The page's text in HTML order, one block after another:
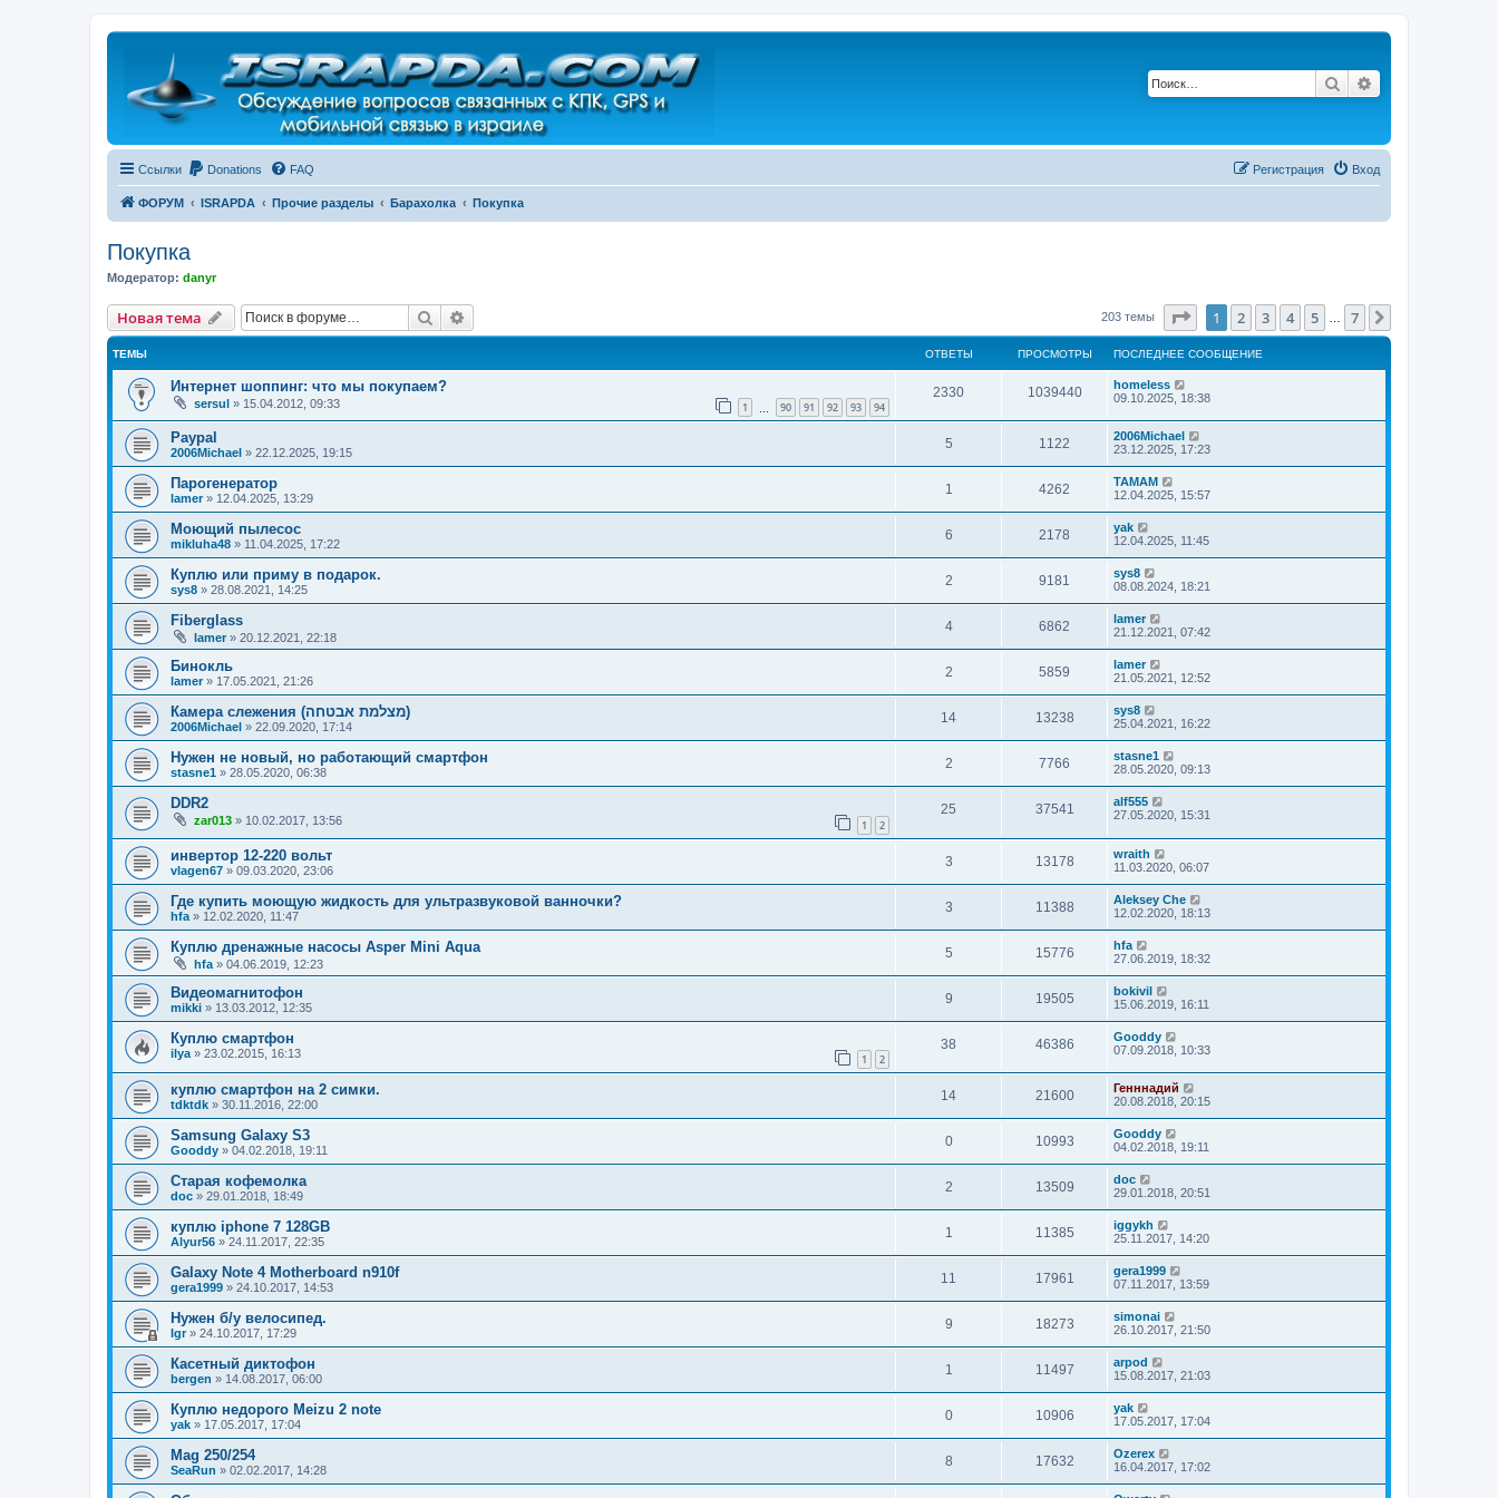
Регистрация
Поиск
Ссылки Donations FAQ Вход
Регистрация
ФОРУМ ISRAPDA Прочие разделы Барахолка Покупка
Покупка
Модератор: danyr
Новая тема
Новаятема Поиск 203 темы Страница1 из
1 2 3 4 5 7
ТЕМЫ ОТВЕТЫ ПРОСМОТРЫ ПОСЛЕДНЕЕ СООБЩЕНИЕ
Интернет шоппинг: что мы покупаем?
sersul » 15.04.2012, 09:33 1 90 91 92 93 94
2330 1039440
homeless
09.10.2025, 18:38
Paypal
2006Michael » 22.12.2025, 19:15
5 1122
2006Michael
23.12.2025, 17:23
Парогенератор
lamer» 12.04.2025, 13:29
1 4262
TAMAM
12.04.2025, 15:57
Моющий пылесос
mikluha48 » 11.04.2025, 17:22
6 2178
yak
12.04.2025, 11:45
Куплю или приму в подарок.
sys8 » 28.08.2021, 14:25
2 9181
sys8
08.08.2024, 18:21
Fiberglass
lamer » 20.12.2021, 22:18
4 6862
lamer
21.12.2021, 07:42
Бинокль
lamer» 17.05.2021, 21:26
2 5859
lamer
21.05.2021, 12:52
Камера слежения (מצלמת אבטחה)
2006Michael » 22.09.2020, 17:14
14 13238
sys8
25.04.2021, 16:22
Нужен не новый, но работающий смартфон
stasne1 » 28.05.2020, 06:38
2 7766
stasne1
28.05.2020, 09:13
DDR2
zar013 » 10.02.2017, 13:56 1 2
25 37541
alf555
27.05.2020, 15:31
инвертор 12-220 вольт
vlagen67 » 09.03.2020, 23:06
3 13178
wraith
11.03.2020, 06:07
Где купить моющую жидкость для ультразвуковой ванночки?
hfa » 12.02.2020, 11:47
3 11388
Aleksey Che
12.02.2020, 18:13
Куплю дренажные насосы Asper Mini Aqua
hfa » 04.06.2019, 12:23
5 15776
hfa
27.06.2019, 18:32
Видеомагнитофон
mikki » 13.03.2012, 12:35
9 19505
bokivil
15.06.2019, 16:11
Куплю смартфон
ilya » 23.02.2015, 16:13 1 2
38 46386
Gooddy
07.09.2018, 10:33
куплю смартфон на 2 симки.
tdktdk » 30.11.2016, 22:00
14 21600
Генннадий
20.08.2018, 20:15
Samsung Galaxy S3
Gooddy » 04.02.2018, 19:11
0 10993
Gooddy
04.02.2018, 19:11
Старая кофемолка
doc » 29.01.2018, 18:49
2 13509
doc
29.01.2018, 20:51
куплю iphone 7 128GB
Alyur56 » 24.11.2017, 22:35
1 11385
iggykh
25.11.2017, 14:20
Galaxy Note 4 Motherboard n910f
gera1999 » 24.10.2017, 14:53
11 17961
gera1999
07.11.2017, 13:59
Нужен б/у велосипед.
Igr» 24.10.2017, 17:29
9 18273
simonai
26.10.2017, 21:50
Касетный диктофон
bergen » 14.08.2017, 06:00
1 11497
arpod
15.08.2017, 21:03
Куплю недорого Meizu 2 note
yak » 17.05.2017, 17:04
0 10906
yak
17.05.2017, 17:04
Mag 250/254
SeaRun » 02.02.2017, 14:28
8 17632
Ozerex
16.04.2017, 17:02